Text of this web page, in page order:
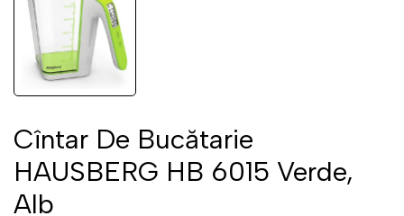
Cîntar De Bucătarie
HAUSBERG HB 6015 Verde,
Alb